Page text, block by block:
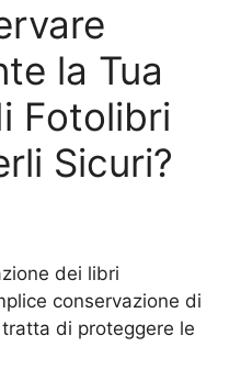
la Tua
Fotolibri
Sicuri?
dei libri
conservazione di
di proteggere le